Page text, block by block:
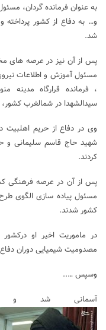
به عنوان فرمانده گردان،
و… به دفاع از کشور
شد.
پس از آن نیز در عرصه های
مسئول آموزش و اطلاعات
، فرمانده قرارگاه مدینه
سیدالشهدا در شمالغرب
وی در دفاع از حریم
شهید حاج قاسم سلیمانی و
کردند.
پس از آن در عرصه فرهنگی
مسئول پیاده سازی الگوی
کشور شدند.
در ماموریت اخیر او
مصدومیت شیمیایی دوران
وسپس …..
آسمانی شد و